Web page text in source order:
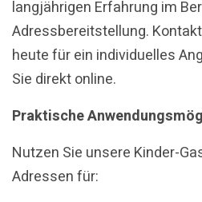
langjährigen Erfahrung im
Adressbereitstellung.
heute für ein individuelles
Sie direkt online.
Praktische
Nutzen Sie unsere Kinder-
Adressen für: